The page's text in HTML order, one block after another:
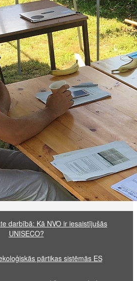
darbībā: Kā NVO ir iesaistījušās
UNISECO?
pārtikas sistēmās ES